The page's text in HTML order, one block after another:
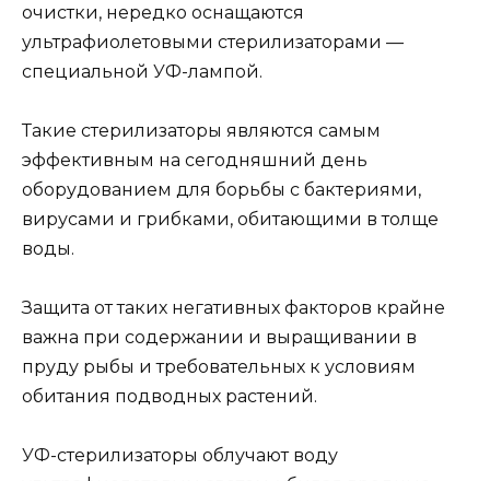
очистки, нередко оснащаются
ультрафиолетовыми стерилизаторами —
специальной УФ-лампой.
Такие стерилизаторы являются самым
эффективным на сегодняшний день
оборудованием для борьбы с бактериями,
вирусами и грибками, обитающими в толще
воды.
Защита от таких негативных факторов крайне
важна при содержании и выращивании в
пруду рыбы и требовательных к условиям
обитания подводных растений.
УФ-стерилизаторы облучают воду